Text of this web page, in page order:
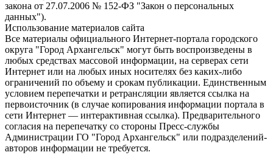
закона от 27.07.2006 № 152-ФЗ "Закон о персональных
данных").
Использование материалов сайта
Все материалы официального Интернет-портала городского
округа "Город Архангельск" могут быть воспроизведены в
любых средствах массовой информации, на серверах сети
Интернет или на любых иных носителях без каких-либо
ограничений по объему и срокам публикации. Единственным
условием перепечатки и ретрансляции является ссылка на
первоисточник (в случае копирования информации портала в
сети Интернет — интерактивная ссылка). Предварительного
согласия на перепечатку со стороны Пресс-службы
Администрации ГО "Город Архангельск" или подразделений-
авторов информации не требуется.